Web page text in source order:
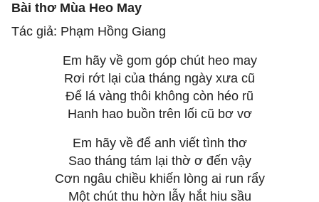
Bài thơ Mùa Heo May
Tác giả: Phạm Hồng Giang
Em hãy về gom góp chút heo may
Rơi rớt lại của tháng ngày xưa cũ
Để lá vàng thôi không còn héo rũ
Hanh hao buồn trên lối cũ bơ vơ
Em hãy về để anh viết tình thơ
Sao tháng tám lại thờ ơ đến vậy
Cơn ngâu chiều khiến lòng ai run rẩy
Một chút thu hờn lẫy hắt hiu sầu